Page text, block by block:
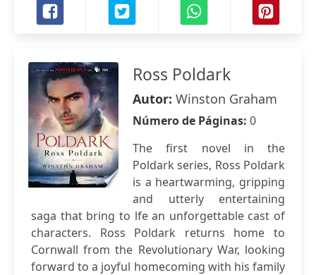
Ross Poldark
Autor: Winston Graham
Número de Páginas: 0
The first novel in the
Poldark series, Ross Poldark
is a heartwarming, gripping
and utterly entertaining
saga that bring to lfe an unforgettable cast of
characters. Ross Poldark returns home to
Cornwall from the Revolutionary War, looking
forward to a joyful homecoming with his family